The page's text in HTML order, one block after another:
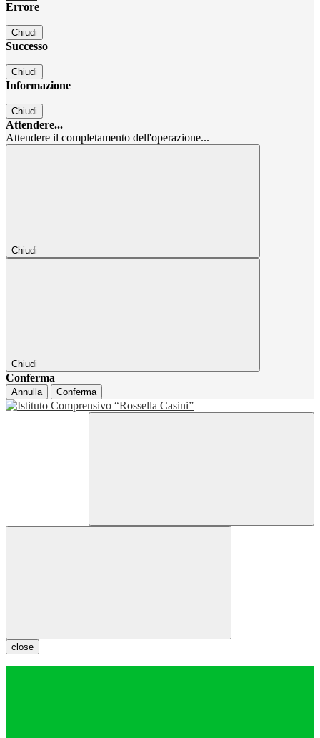
Errore
Chiudi
Successo
Chiudi
Informazione
Chiudi
Attendere...
Attendere il completamento dell'operazione...
Chiudi
Chiudi
Conferma
Annulla Conferma
close